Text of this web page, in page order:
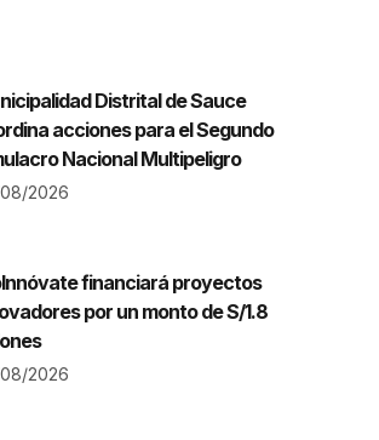
Distrital de Sauce
acciones para el Segundo
Nacional Multipeligro
2026
financiará proyectos
por un monto de S/1.8
2026